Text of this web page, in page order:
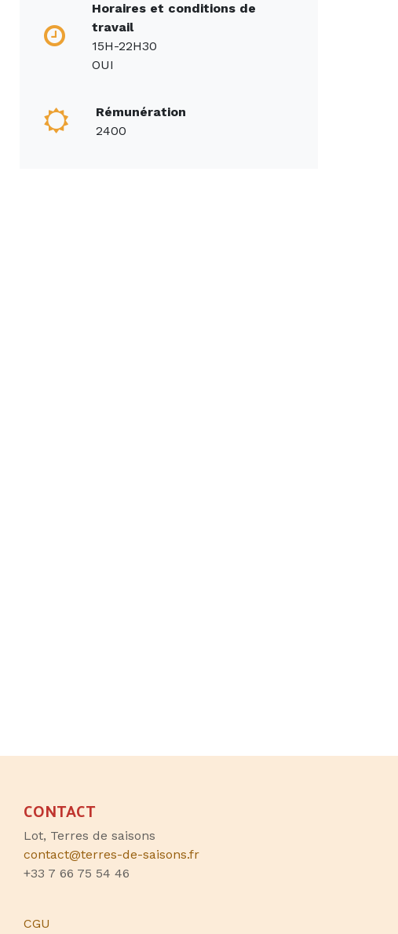
Horaires et conditions de
travail
15H-22H30
OUI
Rémunération
2400
CONTACT
Lot, Terres de saisons
contact@terres-de-saisons.fr
+33 7 66 75 54 46
CGU